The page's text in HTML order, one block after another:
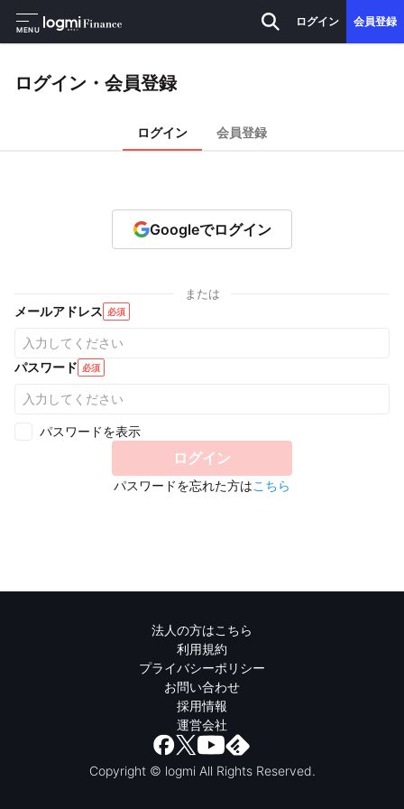
MENU
ログイン 会員登録
ログイン・会員登録
ログイン 会員登録
Googleでログイン
または
メールアドレス 必須
パスワード 必須
パスワードを表示
ログイン
パスワードを忘れた方はこちら
法人の方はこちら
利用規約
プライバシーポリシー
お問い合わせ
採用情報
運営会社
Copyright © logmi All Rights Reserved.